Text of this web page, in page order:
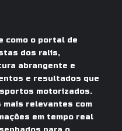
o portal de
dos ralis,
abrangente e
e resultados que
motorizados.
mais relevantes com
em tempo real